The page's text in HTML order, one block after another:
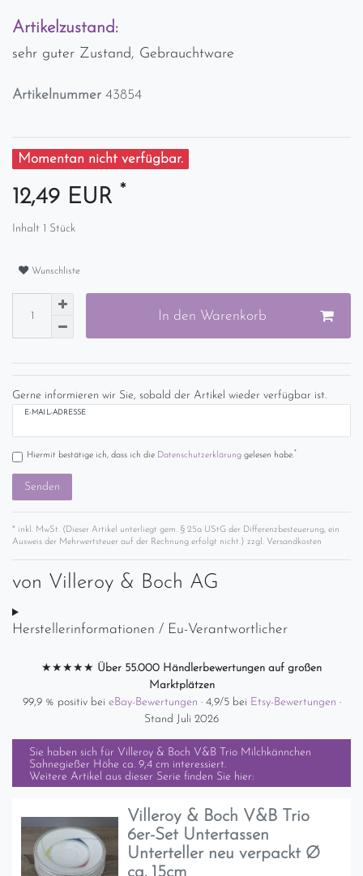
Artikelzustand:
sehr guter Zustand, Gebrauchtware
Artikelnummer 43854
Momentan nicht verfügbar.
12,49 EUR *
Inhalt 1 Stück
Wunschliste
In den Warenkorb
Gerne informieren wir Sie, sobald der Artikel wieder verfügbar ist.
E-MAIL-ADRESSE
Hiermit bestätige ich, dass ich die Daten­schutz­erklärunggelesen habe.*
Senden
* inkl. MwSt. (Dieser Artikel unterliegt gem. § 25a UStG der Differenzbesteuerung, ein
Ausweis der Mehrwertsteuer auf der Rechnung erfolgt nicht.) zzgl. Versandkosten
von Villeroy & Boch AG
Herstellerinformationen / Eu-Verantwortlicher
★★★★★ Über 55.000 Händlerbewertungen auf großen
Marktplätzen
99,9 % positiv bei eBay-Bewertungen · 4,9/5 bei Etsy-Bewertungen ·
Stand Juli 2026
Sie haben sich für Villeroy & Boch V&B Trio Milchkännchen
Sahnegießer Höhe ca. 9,4 cm interessiert.
Weitere Artikel aus dieser Serie finden Sie hier:
Villeroy & Boch V&B Trio
6er-Set Untertassen
Unterteller neu verpackt Ø
ca. 15cm